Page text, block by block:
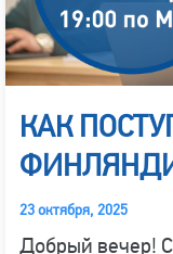
КАК
23 октября, 2025
Добрый вечер!